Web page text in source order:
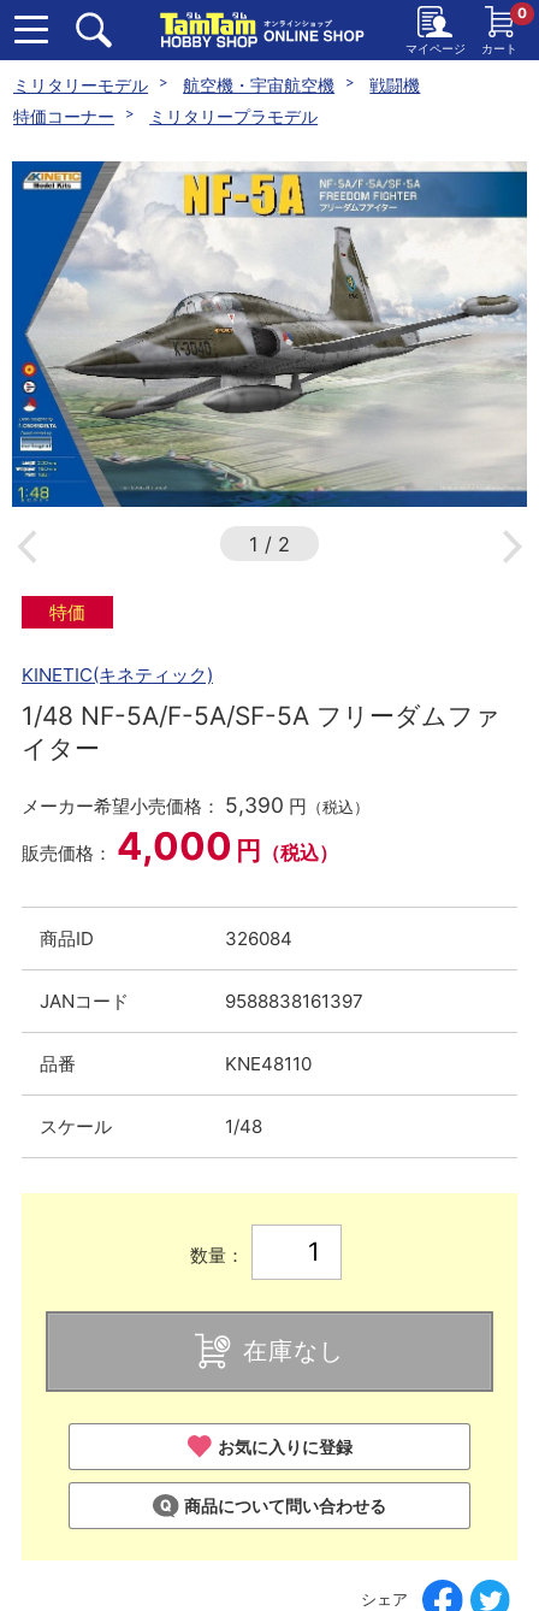
マイページ カート
0
ミリタリーモデル 航空機・宇宙航空機
戦闘機
特価コーナー
ミリタリープラモデル
1 / 2
特価
KINETIC(キネティック)
1/48 NF-5A/F-5A/SF-5A フリーダムファ
イター
メーカー希望小売価格： 5,390 円 （税込）
販売価格： 4,000 円 （税込）
商品ID 326084
JANコード 9588838161397
品番 KNE48110
スケール 1/48
数量：
在庫なし
お気に入りに登録
商品について問い合わせる
シェア